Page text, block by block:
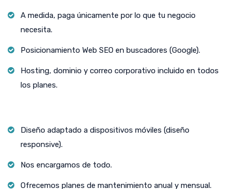
A medida, paga únicamente por lo que tu negocio
necesita.
Posicionamiento Web SEO en buscadores (Google).
Hosting, dominio y correo corporativo incluido en todos
los planes.
Diseño adaptado a dispositivos móviles (diseño
responsive).
Nos encargamos de todo.
Ofrecemos planes de mantenimiento anual y mensual.